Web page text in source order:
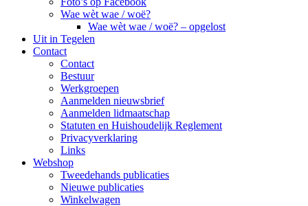
Wae wèt wae / woë?
Wae wèt wae / woë? – opgelost
Uit in Tegelen
Contact
Contact
Bestuur
Werkgroepen
Aanmelden nieuwsbrief
Aanmelden lidmaatschap
Statuten en Huishoudelijk Reglement
Privacyverklaring
Links
Webshop
Tweedehands publicaties
Nieuwe publicaties
Winkelwagen